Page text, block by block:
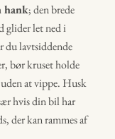
hank; den brede
glider let ned i
du lavtsiddende
bør kruset holde
at vippe. Husk
hvis din bil har
der kan rammes af